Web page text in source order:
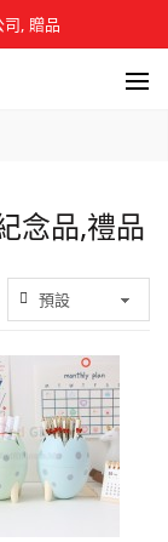
, 贈品
念品,禮品